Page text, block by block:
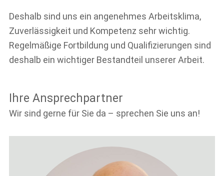
Deshalb sind uns ein angenehmes Arbeitsklima,
Zuverlässigkeit und Kompetenz sehr wichtig.
Regelmäßige Fortbildung und Qualifizierungen sind
deshalb ein wichtiger Bestandteil unserer Arbeit.
Ihre Ansprechpartner
Wir sind gerne für Sie da – sprechen Sie uns an!